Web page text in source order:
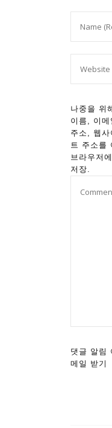
나중을 위
이름, 이메
주소, 웹사
트 주소를
브라우저에
저장.
댓글 알림
메일 받기